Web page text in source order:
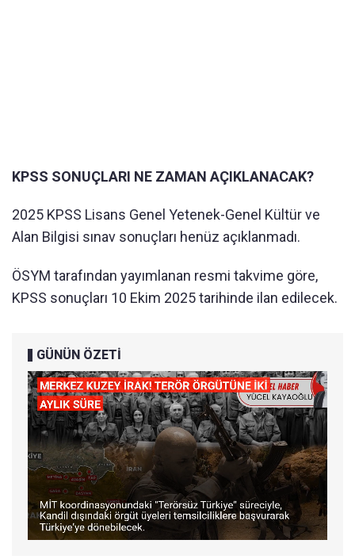
KPSS SONUÇLARI NE ZAMAN AÇIKLANACAK?
2025 KPSS Lisans Genel Yetenek-Genel Kültür ve
Alan Bilgisi sınav sonuçları henüz açıklanmadı.
ÖSYM tarafından yayımlanan resmi takvime göre,
KPSS sonuçları 10 Ekim 2025 tarihinde ilan edilecek.
GÜNÜN ÖZETİ